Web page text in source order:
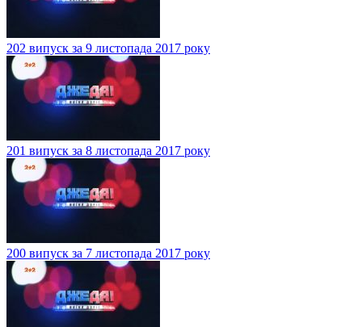
202 випуск за 9 листопада 2017 року
201 випуск за 8 листопада 2017 року
200 випуск за 7 листопада 2017 року